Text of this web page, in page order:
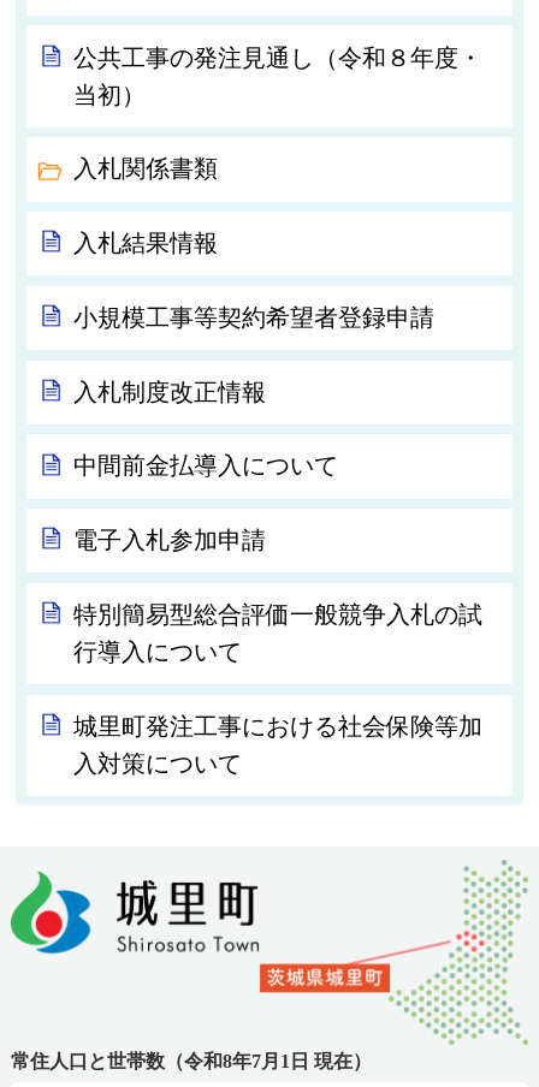
公共工事の発注見通し（令和８年度・
当初）
入札関係書類
入札結果情報
小規模工事等契約希望者登録申請
入札制度改正情報
中間前金払導入について
電子入札参加申請
特別簡易型総合評価一般競争入札の試
行導入について
城里町発注工事における社会保険等加
入対策について